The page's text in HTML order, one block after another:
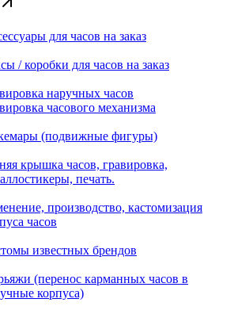
для часов на заказ
/ коробки для часов на заказ
наручных часов
часового механизма
(подвижные фигуры)
крышка часов, гравировка,
печать.
производство, кастомизация
часов
известных брендов
(перенос карманных часов в
корпуса)